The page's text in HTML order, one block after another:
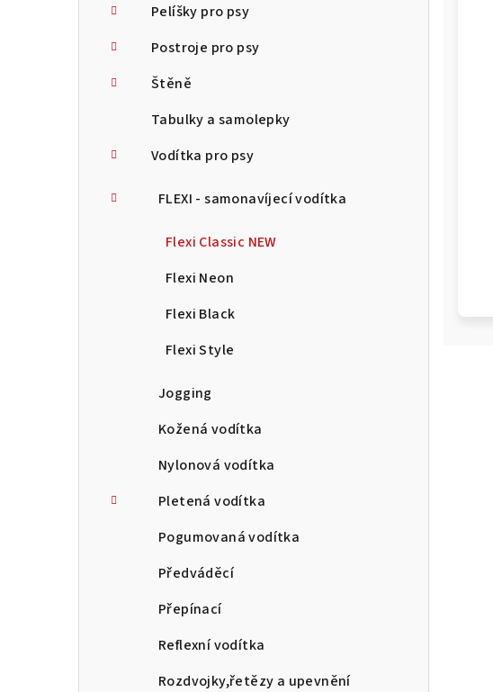
Pelíšky pro psy
Postroje pro psy
Štěně
Tabulky a samolepky
Vodítka pro psy
FLEXI - samonavíjecí vodítka
Flexi Classic NEW
Flexi Neon
Flexi Black
Flexi Style
Jogging
Kožená vodítka
Nylonová vodítka
Pletená vodítka
Pogumovaná vodítka
Předváděcí
Přepínací
Reflexní vodítka
Rozdvojky,řetězy a upevnění